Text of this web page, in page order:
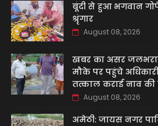
बूंदी से हुआ भगवान
श्रृंगार
August 08, 2026
खबर का असर
मौके पर पहुंचे
तत्काल कराई नाव की
August 08, 2026
अमेठी: जायस नगर